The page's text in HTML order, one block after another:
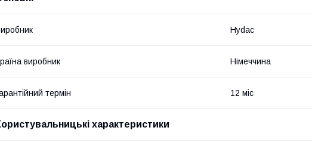
Hydac
виробник Німеччина
термін 12 міс
характеристики